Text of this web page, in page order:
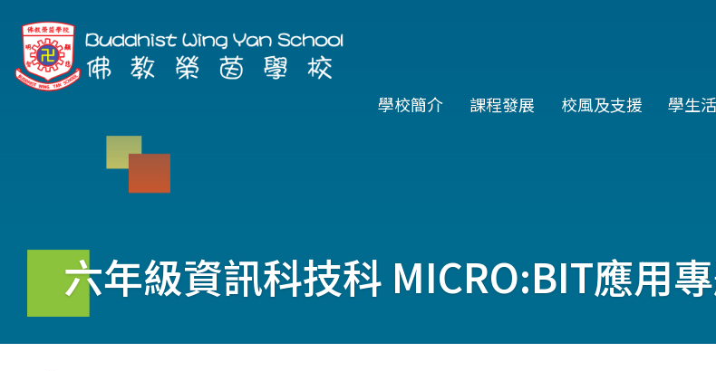
移至主內容
Main
學校簡介 課程發展 校風及支援 學生
六年級資訊科技科 MICRO:BIT應用